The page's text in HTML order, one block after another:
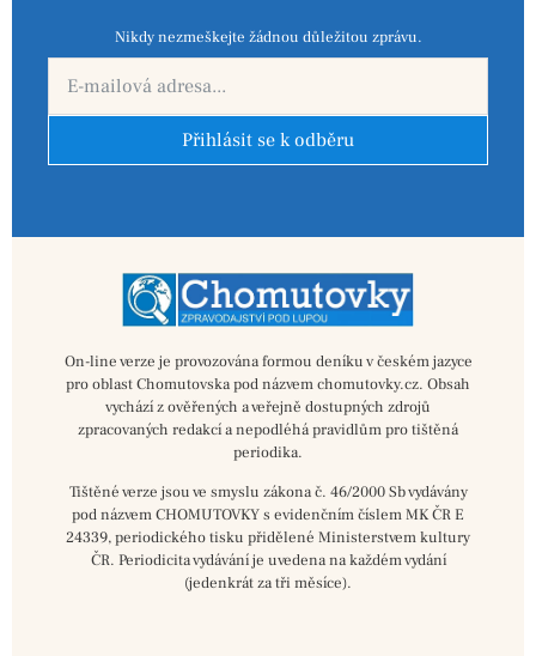
Nikdy nezmeškejte žádnou důležitou zprávu.
Přihlásit se k odběru
On-line verze je provozována formou deníku v českém jazyce
pro oblast Chomutovska pod názvem chomutovky.cz. Obsah
vychází z ověřených a veřejně dostupných zdrojů
zpracovaných redakcí a nepodléhá pravidlům pro tištěná
periodika.
Tištěné verze jsou ve smyslu zákona č. 46/2000 Sb vydávány
pod názvem CHOMUTOVKY s evidenčním číslem MK ČR E
24339, periodického tisku přidělené Ministerstvem kultury
ČR. Periodicita vydávání je uvedena na každém vydání
(jedenkrát za tři měsíce).